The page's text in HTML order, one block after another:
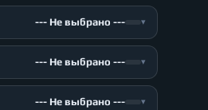
--- Не выбрано --- ▾
--- Не выбрано --- ▾
--- Не выбрано --- ▾